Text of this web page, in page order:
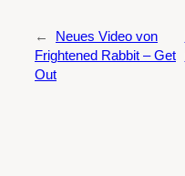
←
Neues Video von
Frightened Rabbit – Get
Out